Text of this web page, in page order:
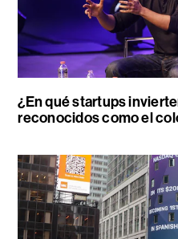
¿En qué startups
reconocidos como el